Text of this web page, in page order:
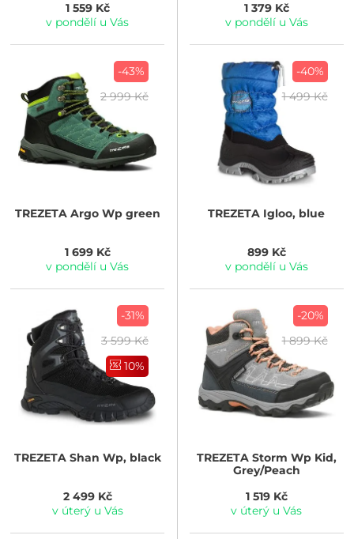
1 559 Kč
v pondělí u Vás
1 379 Kč
v pondělí u Vás
-43%
2 999 Kč
TREZETAArgo Wp green
1 699 Kč
v pondělí u Vás
-40%
1 499 Kč
TREZETA Igloo, blue
899 Kč
v pondělí u Vás
-31%
3 599 Kč
10%
TREZETAShan Wp, black
2 499 Kč
v úterý u Vás
-20%
1 899 Kč
TREZETAStorm Wp Kid,
Grey/Peach
1 519 Kč
v úterý u Vás